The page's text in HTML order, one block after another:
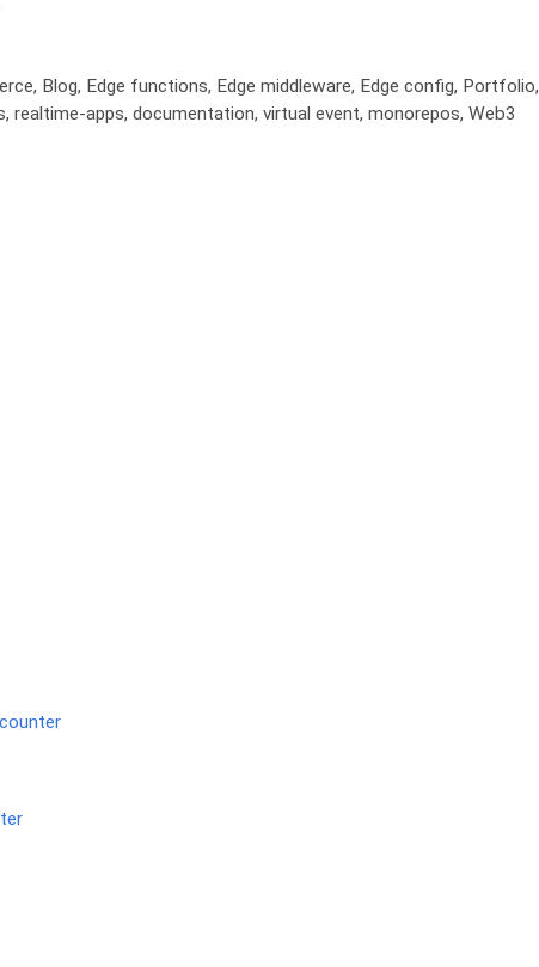
Blog, Edge functions, Edge middleware, Edge config, Portfolio,
realtime-apps, documentation, virtual event, monorepos, Web3